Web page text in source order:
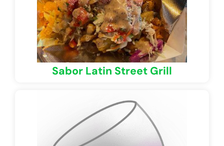
Sabor Latin Street Grill